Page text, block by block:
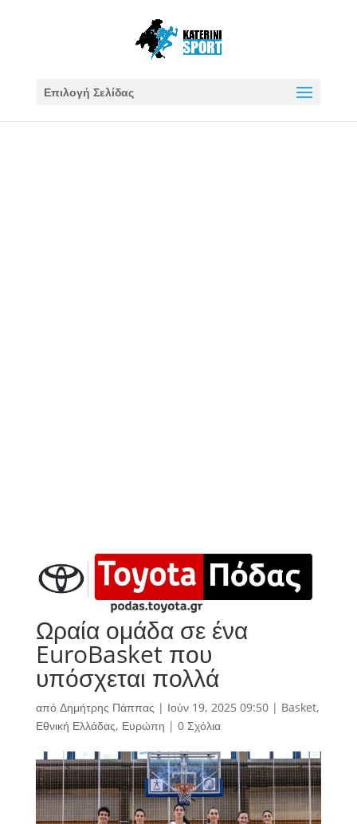
Επιλογή Σελίδας
Ωραία ομάδα σε ένα
EuroBasket που
υπόσχεται πολλά
από Δημήτρης Πάππας | Ιούν 19, 2025 09:50| Basket,
Εθνική Ελλάδας, Ευρώπη | 0 Σχόλια